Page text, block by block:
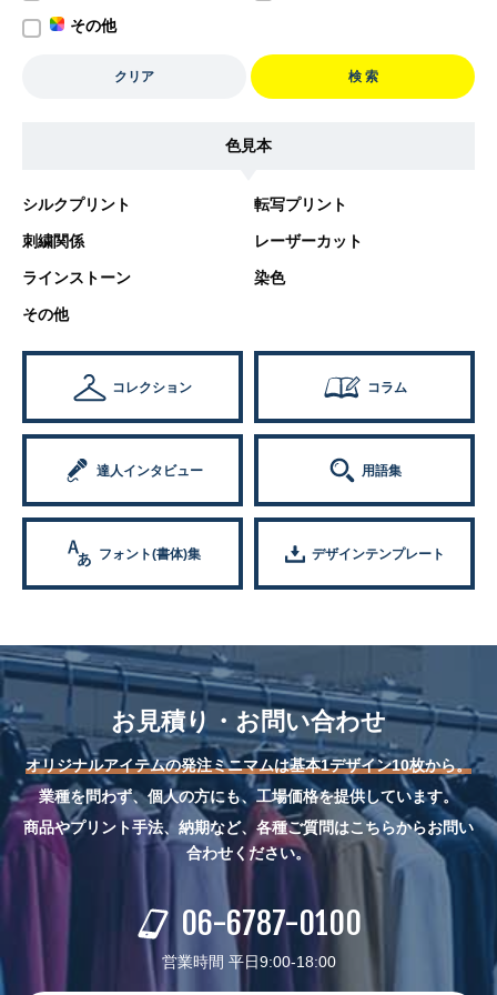
その他
クリア 検 索
色見本
シルクプリント 転写プリント
刺繍関係 レーザーカット
ラインストーン 染色
その他
コレクション コラム
達人インタビュー 用語集
フォント(書体)集 デザインテンプレート
お見積り・お問い合わせ
オリジナルアイテムの発注ミニマムは基本1デザイン10枚から。
業種を問わず、個人の方にも、工場価格を提供しています。
商品やプリント手法、納期など、各種ご質問はこちらからお問い
合わせください。
06-6787-0100
営業時間 平日9:00-18:00